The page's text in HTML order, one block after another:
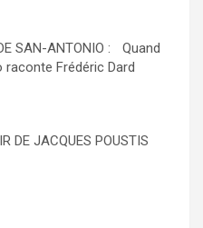
SAN-ANTONIO : Quand
raconte Frédéric Dard
DE JACQUES POUSTIS